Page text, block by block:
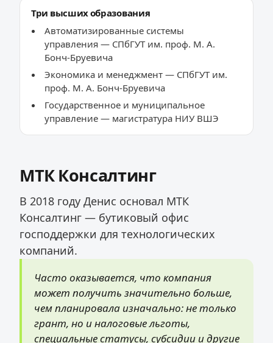
Три высших образования
Автоматизированные системы
управления — СПбГУТ им. проф. М. А.
Бонч-Бруевича
Экономика и менеджмент — СПбГУТ им.
проф. М. А. Бонч-Бруевича
Государственное и муниципальное
управление — магистратура НИУ ВШЭ
МТК Консалтинг
В 2018 году Денис основал МТК
Консалтинг — бутиковый офис
господдержки для технологических
компаний.
Часто оказывается, что компания
может получить значительно больше,
чем планировала изначально: не только
грант, но и налоговые льготы,
специальные статусы, субсидии и другие